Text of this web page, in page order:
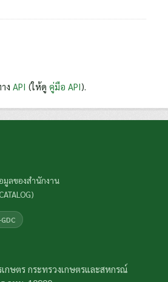
ง API (ให้ดู คู่มือ API).
ลของสำนักงาน
กษตร กระทรวงเกษตรและสหกรณ์